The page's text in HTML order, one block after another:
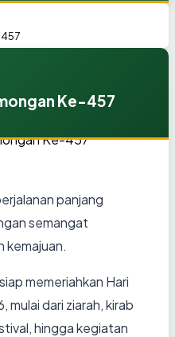
Ke-457
panjang
semangat
kemajuan.
memeriahkan Hari
mulai dari ziarah, kirab
hingga kegiatan